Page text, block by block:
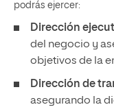
podrás ejercer:
Dirección
del negocio y
objetivos de la
Dirección de
asegurando la